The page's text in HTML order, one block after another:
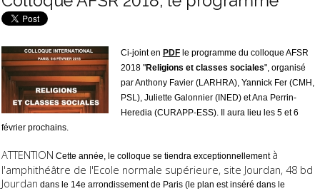
Ci-joint en PDFle programme du colloque AFSR
2018 "Religions et classes sociales", organisé
par Anthony Favier (LARHRA), Yannick Fer (CMH,
PSL), Juliette Galonnier (INED) et Ana Perrin-
Heredia (CURAPP-ESS). Il aura lieu les 5 et 6
février prochains.
ATTENTION Cette année, le colloque se tiendra exceptionnellement à
l'amphithéâtre de l'Ecole normale supérieure, site Jourdan, 48 bd
Jourdan dans le 14e arrondissement de Paris (le plan est inséré dans le